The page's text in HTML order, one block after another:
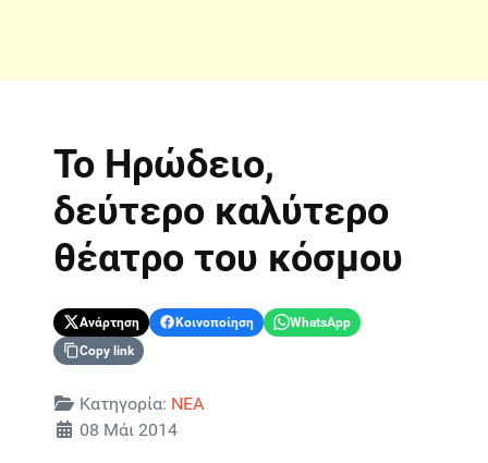
Το Ηρώδειο,
δεύτερο καλύτερο
θέατρο του κόσμου
Ανάρτηση Κοινοποίηση
WhatsApp
Copy link
Λεπτομέρειες
Κατηγορία: ΝΕΑ
08 Μάι 2014